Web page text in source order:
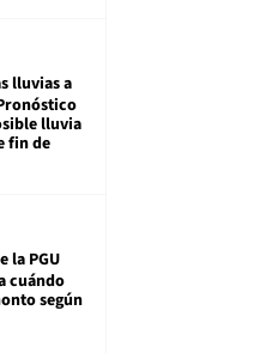
lluvias a
lluvia
fin de
la PGU
cuándo
según